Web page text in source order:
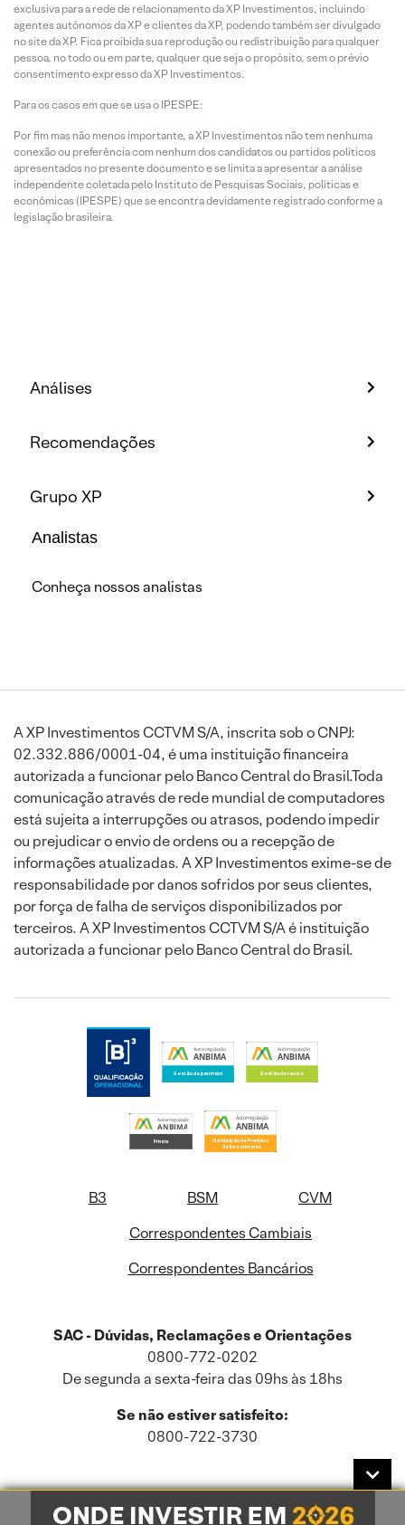
exclusiva para a rede de relacionamento da XP Investimentos, incluindo
agentes autônomos da XP e clientes da XP, podendo também ser divulgado
no site da XP. Fica proibida sua reprodução ou redistribuição para qualquer
pessoa, no todo ou em parte, qualquer que seja o propósito, sem o prévio
consentimento expresso da XP Investimentos.
Para os casos em que se usa o IPESPE:
Por fim mas não menos importante, a XP Investimentos não tem nenhuma
conexão ou preferência com nenhum dos candidatos ou partidos políticos
apresentados no presente documento e se limita a apresentar a análise
independente coletada pelo Instituto de Pesquisas Sociais, políticas e
econômicas (IPESPE) que se encontra devidamente registrado conforme a
legislação brasileira.
Análises
Recomendações
Grupo XP
Analistas
Conheça nossos analistas
A XP Investimentos CCTVM S/A, inscrita sob o CNPJ:
02.332.886/0001-04, é uma instituição financeira
autorizada a funcionar pelo Banco Central do Brasil.Toda
comunicação através de rede mundial de computadores
está sujeita a interrupções ou atrasos, podendo impedir
ou prejudicar o envio de ordens ou a recepção de
informações atualizadas. A XP Investimentos exime-se de
responsabilidade por danos sofridos por seus clientes,
por força de falha de serviços disponibilizados por
terceiros. A XP Investimentos CCTVM S/A é instituição
autorizada a funcionar pelo Banco Central do Brasil.
B3 BSM
CVM
Correspondentes Cambiais
Correspondentes Bancários
SAC - Dúvidas, Reclamações e Orientações
0800-772-0202
De segunda a sexta-feira das 09hs às 18hs
Se não estiver satisfeito:
0800-722-3730
Este site usa cookies e dados pessoais de acordo com a nossaPolítica de
Cookies
e a nossaPolítica de Privacidade.